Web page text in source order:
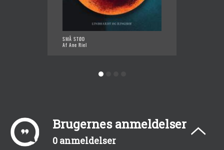
SMÅ STØD
Af Ane Riel
Brugernes anmeldelser
0 anmeldelser